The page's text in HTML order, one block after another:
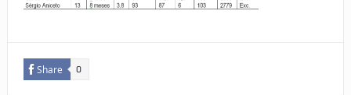
Share 0